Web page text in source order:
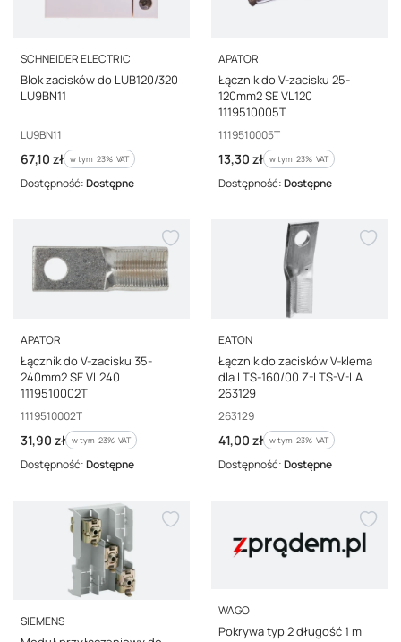
PRODUCENT
SCHNEIDER ELECTRIC
Blok zacisków do LUB120/320
LU9BN11
Kod producenta
LU9BN11
Cena brutto
67,10 zł w tym %s VAT
w tym 23% VAT
Dostępność:Dostępne
PRODUCENT
APATOR
Łącznik do V-zacisku 25-
120mm2 SE VL120
1119510005T
Kod producenta
1119510005T
Cena brutto
13,30 zł w tym %s VAT
w tym 23% VAT
Dostępność:Dostępne
PRODUCENT
APATOR
Łącznik do V-zacisku 35-
240mm2 SE VL240
1119510002T
Kod producenta
1119510002T
Cena brutto
31,90 zł w tym %s VAT
w tym 23% VAT
Dostępność:Dostępne
PRODUCENT
EATON
Łącznik do zacisków V-klema
dla LTS-160/00 Z-LTS-V-LA
263129
Kod producenta
263129
Cena brutto
41,00 zł w tym %s VAT
w tym 23% VAT
Dostępność:Dostępne
PRODUCENT
SIEMENS
PRODUCENT
WAGO
Pokrywa typ 2 długość 1 m